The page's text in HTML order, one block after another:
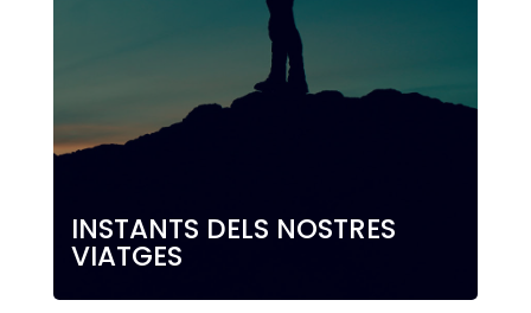
INSTANTS DELS NOSTRES
VIATGES